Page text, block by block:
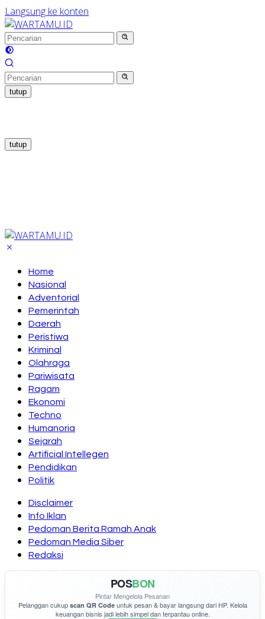
Langsung ke konten
tutup
tutup
Home
Nasional
Adventorial
Pemerintah
Daerah
Peristiwa
Kriminal
Olahraga
Pariwisata
Ragam
Ekonomi
Techno
Humanoria
Sejarah
Artificial Intellegen
Pendidikan
Politik
Disclaimer
Info Iklan
Pedoman Berita Ramah Anak
Pedoman Media Siber
Redaksi
POSBON
Pintar Mengelola Pesanan
Pelanggan cukup scan QR Codeuntuk pesan & bayar langsung dari HP. Kelola
keuangan bisnis jadi lebih simpel dan terpantau online.